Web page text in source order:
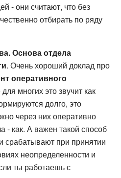
- они считают, что без
отбирать по ряду
Основа отдела
. Очень хороший доклад про
оперативного
многих это звучит как
долго, это
через них оперативно
- как. А важен такой способ
срабатывают при принятии
неопределенности и
ты работаешь с